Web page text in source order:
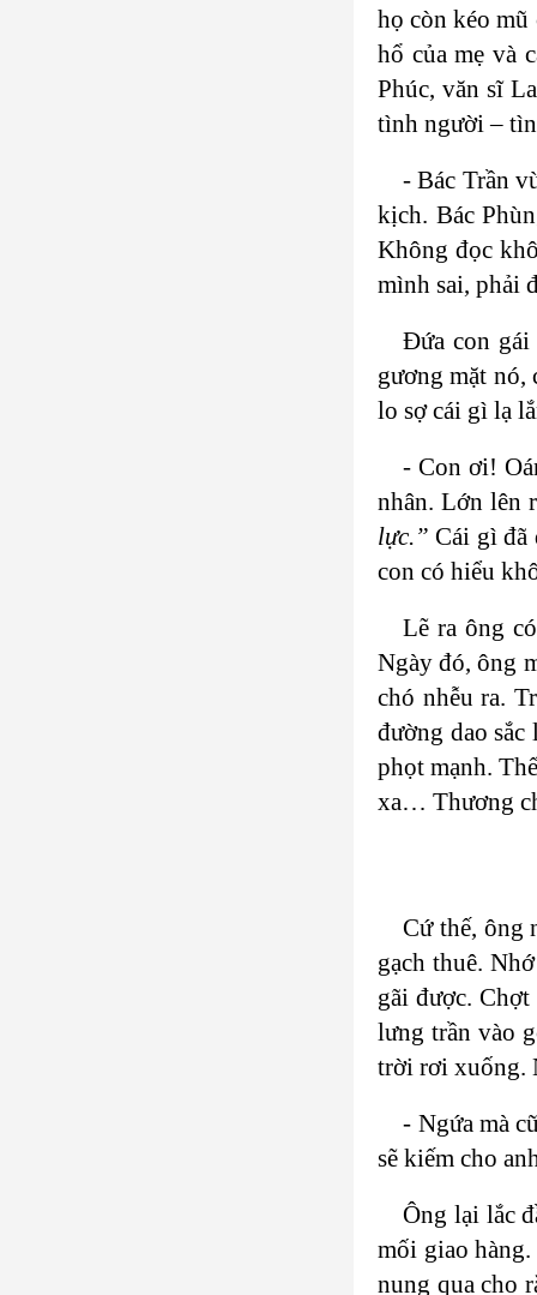
họ còn kéo
hổ của mẹ và
Phúc, văn sĩ
tình người –
- Bác Trần
kịch. Bác
Không đọc
mình sai, phải
Đứa con gái
gương mặt nó,
lo sợ cái gì lạ
- Con ơi!
nhân. Lớn lên
lực.” Cái gì đã
con có hiểu
Lẽ ra ông
Ngày đó, ông
chó nhễu ra.
đường dao
phọt mạnh.
xa… Thương
Cứ thế, ông
gạch thuê.
gãi được.
lưng trần vào
trời rơi xuống.
- Ngứa mà
sẽ kiếm cho
Ông lại lắc
mối giao
nung qua cho